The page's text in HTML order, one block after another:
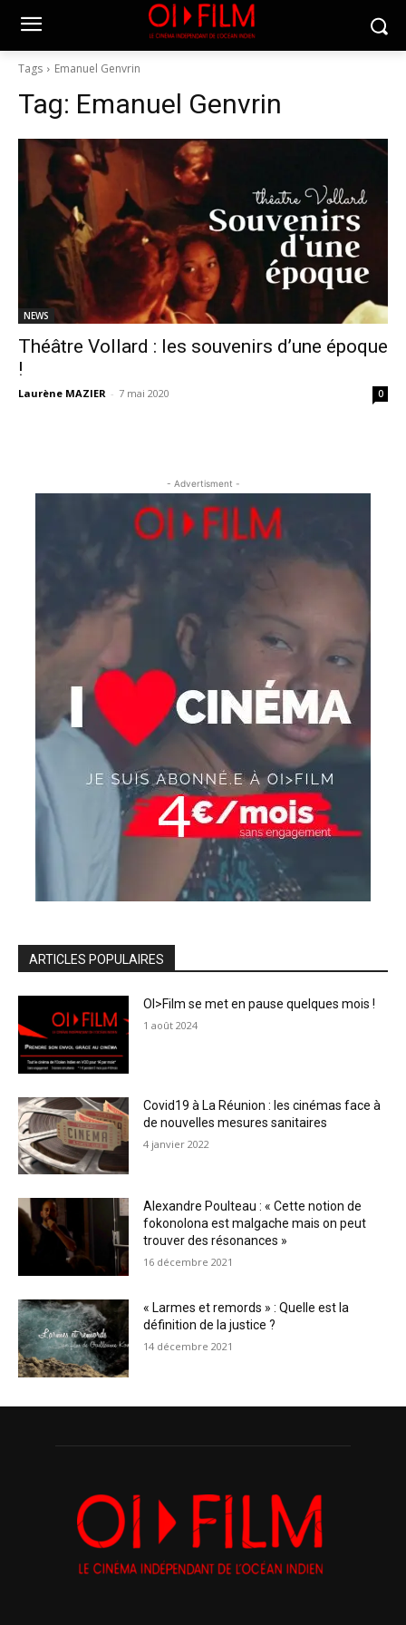
Tags Emanuel Genvrin
Tag: Emanuel Genvrin
NEWS
Théâtre Vollard : les souvenirs d’une époque
!
Laurène MAZIER - 7 mai 2020 0
- Advertisment -
ARTICLES POPULAIRES
OI>Film se met en pause quelques mois !
1 août 2024
Covid19 à La Réunion : les cinémas face à
de nouvelles mesures sanitaires
4 janvier 2022
Alexandre Poulteau : « Cette notion de
fokonolona est malgache mais on peut
trouver des résonances »
16 décembre 2021
« Larmes et remords » : Quelle est la
définition de la justice ?
14 décembre 2021